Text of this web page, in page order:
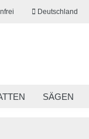
Deutschland
SÄGEN